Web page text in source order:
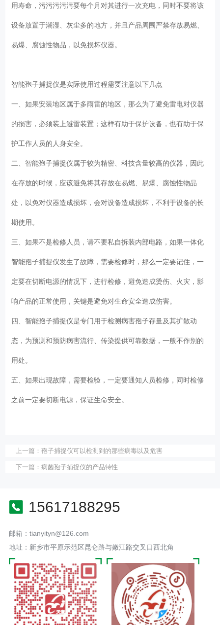
用寿命，污污污污污要每个月对其进行一次充电，同时不要将该
设备放置于潮湿、灰尘多的地方，并且产品周围严禁存放易燃、
易爆、腐蚀性物品，以免损坏仪器。
智能孢子捕捉仪是实际使用过程需要注意以下几点
一、如果安装地区属于多雨雷的地区，那么为了避免雷电对仪器
的损害，必须装上避雷装置；这样有助于保护设备，也有助于保
护工作人员的人身安全。
二、智能孢子捕捉仪属于较为精密、科技含量较高的仪器，因此
在存放的时候，应该避免将其存放在易燃、易爆、腐蚀性物品
处，以免对仪器造成损坏，会对设备造成损坏，不利于设备的长
期使用。
三、如果不是检修人员，请不要私自拆装内部电路，如果一体化
智能孢子捕捉仪发生了故障，需要检修时，那么一定要记住，一
定要在切断电源的情况下，进行检修，避免造成烫伤、火灾，影
响产品的正常使用，关键是避免对生命安全造成伤害。
四、智能孢子捕捉仪是专门用于检测病害孢子存量及其扩散动
态，为预测和预防病害流行、传染提供可靠数据，一般不作别的
用处。
五、如果出现故障，需要检验，一定要通知人员检修，同时检修
之前一定要切断电源，保证生命安全。
上一篇： 孢子捕捉仪可以检测到的那些病毒以及危害
下一篇： 病菌孢子捕捉仪的产品特性
15617188295
邮箱：tianyityn@126.com
地址：新乡市平原示范区昆仑路与嫩江路交叉口西北角